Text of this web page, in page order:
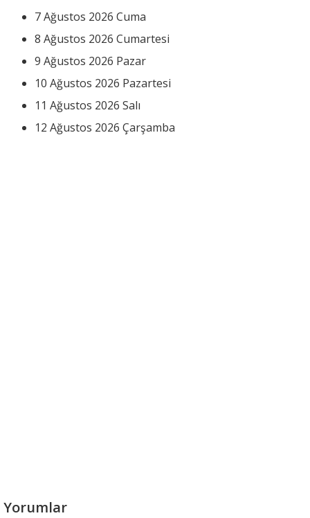
7 Ağustos 2026 Cuma
8 Ağustos 2026 Cumartesi
9 Ağustos 2026 Pazar
10 Ağustos 2026 Pazartesi
11 Ağustos 2026 Salı
12 Ağustos 2026 Çarşamba
Yorumlar